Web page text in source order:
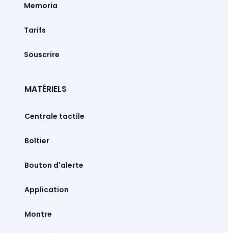
Memoria
Tarifs
Souscrire
MATÉRIELS
Centrale tactile
Boîtier
Bouton d'alerte
Montre